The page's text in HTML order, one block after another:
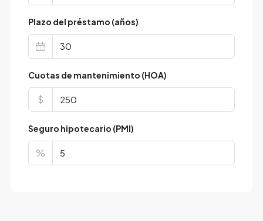
Plazo del préstamo (años)
Cuotas de mantenimiento (HOA)
$
Seguro hipotecario (PMI)
%